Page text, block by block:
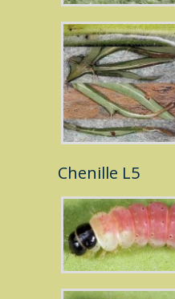
Chenille L5